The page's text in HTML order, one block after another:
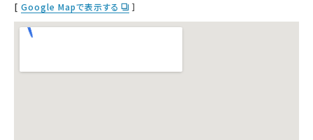
[ Google Mapで表示する ］